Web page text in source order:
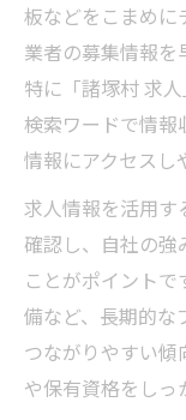
板などをこまめに
業者の募集情報を
特に「諸塚村 求
検索ワードで情報
情報にアクセスし
求人情報を活用す
確認し、自社の
ことがポイント
備など、長期的な
つながりやすい傾
や保有資格をしっ